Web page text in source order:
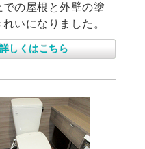
の屋根と外壁の塗
いになりました。
詳しくはこちら